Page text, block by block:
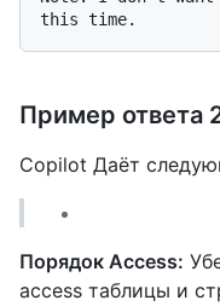
Пример ответа
Copilot Даёт
Порядок Access:
access таблицы и